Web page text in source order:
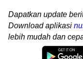
Dapatkan update
Download aplikasi
lebih mudah dan